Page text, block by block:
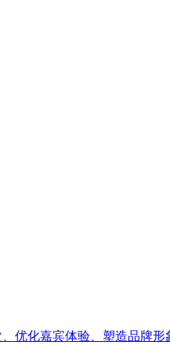
优化嘉宾体验、塑造品牌